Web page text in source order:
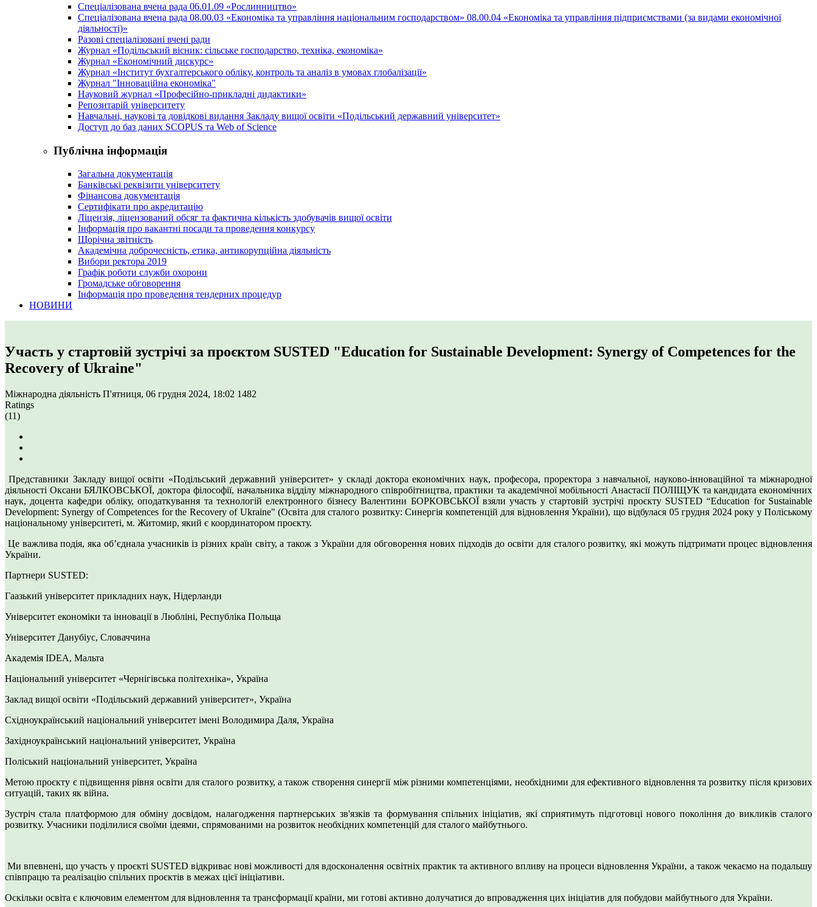
Спеціалізована вчена рада 06.01.09 «Рослинництво»
Спеціалізована вчена рада 08.00.03 «Економіка та управління національним господарством» 08.00.04 «Економіка та управління підприємствами (за видами економічної
діяльності)»
Разові спеціалізовані вчені ради
Журнал «Подільський вісник: сільське господарство, техніка, економіка»
Журнал «Економічний дискурс»
Журнал «Інститут бухгалтерського обліку, контроль та аналіз в умовах глобалізації»
Журнал "Інноваційна економіка"
Науковий журнал «Професійно-прикладні дидактики»
Репозитарій університету
Навчальні, наукові та довідкові видання Закладу вищої освіти «Подільський державний університет»
Доступ до баз даних SCOPUS та Web of Science
Публічна інформація
Загальна документація
Банківські реквізити університету
Фінансова документація
Сертифікати про акредитацію
Ліцензія, ліцензований обсяг та фактична кількість здобувачів вищої освіти
Інформація про вакантні посади та проведення конкурсу
Щорічна звітність
Академічна доброчесність, етика, антикорупційна діяльність
Вибори ректора 2019
Графік роботи служби охорони
Громадське обговорення
Інформація про проведення тендерних процедур
НОВИНИ
Участь у стартовій зустрічі за проєктом SUSTED "Education for Sustainable Development: Synergy of Competences for the
Recovery of Ukraine"
Міжнародна діяльність П'ятниця, 06 грудня 2024, 18:02 1482
Ratings
(11)
Представники Закладу вищої освіти «Подільський державний університет» у складі доктора економічних наук, професора, проректора з навчальної, науково-інноваційної та міжнародної
діяльності Оксани БЯЛКОВСЬКОЇ, доктора філософії, начальника відділу міжнародного співробітництва, практики та академічної мобільності Анастасії ПОЛІЩУК та кандидата економічних
наук, доцента кафедри обліку, оподаткування та технологій електронного бізнесу Валентини БОРКОВСЬКОЇ взяли участь у стартовій зустрічі проєкту SUSTED “Education for Sustainable
Development: Synergy of Competences for the Recovery of Ukraine" (Освіта для сталого розвитку: Синергія компетенцій для відновлення України), що відбулася 05 грудня 2024 року у Поліському
національному університеті, м. Житомир, який є координатором проєкту.
Це важлива подія, яка об’єднала учасників із різних країн світу, а також з України для обговорення нових підходів до освіти для сталого розвитку, які можуть підтримати процес відновлення
України.
Партнери SUSTED:
Гаазький університет прикладних наук, Нідерланди
Університет економіки та інновації в Любліні, Республіка Польща
Університет Данубіус, Словаччина
Академія IDEA, Мальта
Національний університет «Чернігівська політехніка», Україна
Заклад вищої освіти «Подільський державний університет», Україна
Східноукраїнський національний університет імені Володимира Даля, Україна
Західноукраїнський національний університет, Україна
Поліський національний університет, Україна
Метою проєкту є підвищення рівня освіти для сталого розвитку, а також створення синергії між різними компетенціями, необхідними для ефективного відновлення та розвитку після кризових
ситуацій, таких як війна.
Зустріч стала платформою для обміну досвідом, налагодження партнерських зв'язків та формування спільних ініціатив, які сприятимуть підготовці нового покоління до викликів сталого
розвитку. Учасники поділилися своїми ідеями, спрямованими на розвиток необхідних компетенцій для сталого майбутнього.
Ми впевнені, що участь у проєкті SUSTED відкриває нові можливості для вдосконалення освітніх практик та активного впливу на процеси відновлення України, а також чекаємо на подальшу
співпрацю та реалізацію спільних проєктів в межах цієї ініціативи.
Оскільки освіта є ключовим елементом для відновлення та трансформації країни, ми готові активно долучатися до впровадження цих ініціатив для побудови майбутнього для України.